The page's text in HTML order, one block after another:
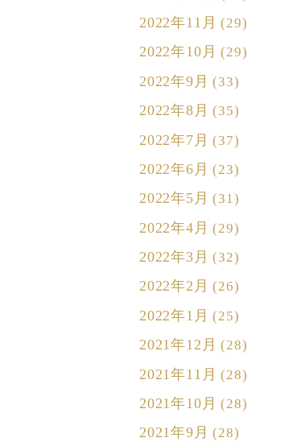
2022年11月 (29)
2022年10月 (29)
2022年9月 (33)
2022年8月 (35)
2022年7月 (37)
2022年6月 (23)
2022年5月 (31)
2022年4月 (29)
2022年3月 (32)
2022年2月 (26)
2022年1月 (25)
2021年12月 (28)
2021年11月 (28)
2021年10月 (28)
2021年9月 (28)